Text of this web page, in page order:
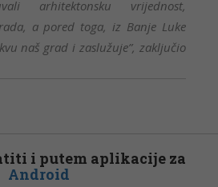
arhitektonsku vrijednost,
a pored toga, iz Banje Luke
naš grad i zaslužuje”, zaključio
i putem aplikacije za
Android